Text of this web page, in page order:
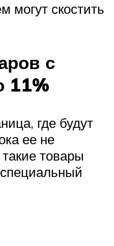
могут скостить
с
11%
где будут
ее не
товары